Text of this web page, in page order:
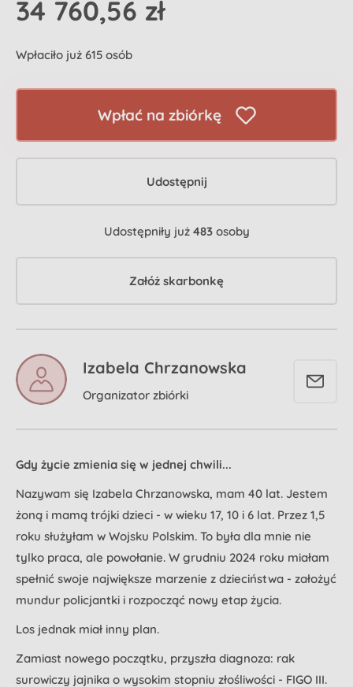
34 760,56 zł
Wpłaciło już 615 osób
Wpłać na zbiórkę
Udostępnij
Udostępniły już 483osoby
Załóż skarbonkę
Izabela Chrzanowska
Organizator zbiórki
Gdy życie zmienia się w jednej chwili...
Nazywam się Izabela Chrzanowska, mam 40 lat. Jestem
żoną i mamą trójki dzieci - w wieku 17, 10 i 6 lat. Przez 1,5
roku służyłam w Wojsku Polskim. To była dla mnie nie
tylko praca, ale powołanie. W grudniu 2024 roku miałam
spełnić swoje największe marzenie z dzieciństwa - założyć
mundur policjantki i rozpocząć nowy etap życia.
Los jednak miał inny plan.
Zamiast nowego początku, przyszła diagnoza: rak
surowiczy jajnika o wysokim stopniu złośliwości - FIGO III.